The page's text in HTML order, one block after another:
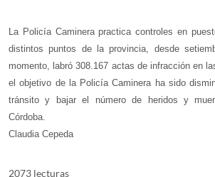
La Policía Caminera practica controles en
distintos puntos de la provincia, desde
momento, labró 308.167 actas de infracción en
el objetivo de la Policía Caminera ha sido
tránsito y bajar el número de heridos y
Córdoba.
Claudia Cepeda
2073 lecturas